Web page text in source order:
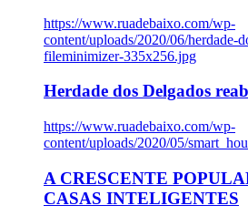
https://www.ruadebaixo.com/wp-
content/uploads/2020/06/herdade-
fileminimizer-335x256.jpg
Herdade dos Delgados
https://www.ruadebaixo.com/wp-
content/uploads/2020/05/
A CRESCENTE
CASAS INTELIGENTES